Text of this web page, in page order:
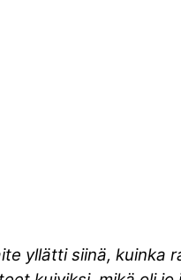
yllätti siinä, kuinka